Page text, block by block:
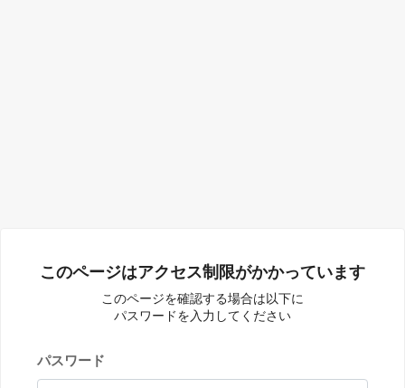
このページはアクセス制限がかかっています
このページを確認する場合は以下に
パスワードを入力してください
パスワード